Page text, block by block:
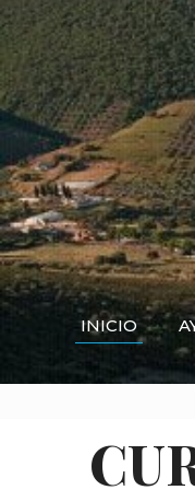
INICIO